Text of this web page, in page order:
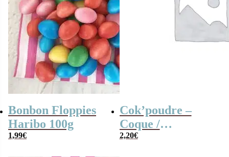
Bonbon Floppies
Haribo 100g
1,99€
Cok’poudre –
Coque /
Coquillage à la
2,20€